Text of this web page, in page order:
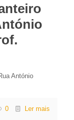
António
0 Ler mais